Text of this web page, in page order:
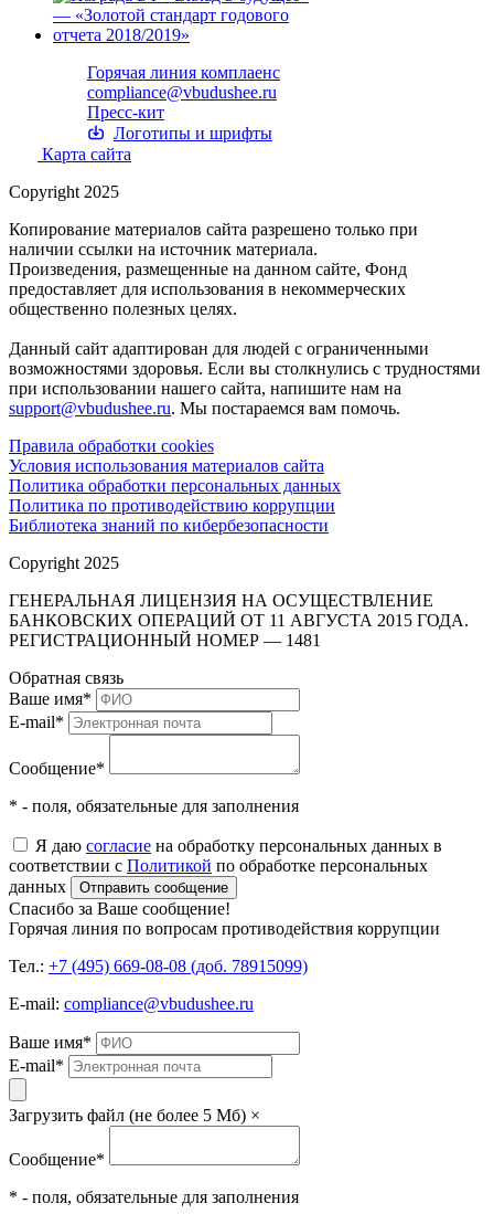
Горячая линия комплаенс
compliance@vbudushee.ru
Пресс-кит
Логотипы и шрифты
Карта сайта
Copyright 2025
Копирование материалов сайта разрешено только при
наличии ссылки на источник материала.
Произведения, размещенные на данном сайте, Фонд
предоставляет для использования в некоммерческих
общественно полезных целях.
Данный сайт адаптирован для людей с ограниченными
возможностями здоровья. Если вы столкнулись с трудностями
при использовании нашего сайта, напишите нам на
support@vbudushee.ru. Мы постараемся вам помочь.
Правила обработки cookies
Условия использования материалов сайта
Политика обработки персональных данных
Политика по противодействию коррупции
Библиотека знаний по кибербезопасности
Copyright 2025
ГЕНЕРАЛЬНАЯ ЛИЦЕНЗИЯ НА ОСУЩЕСТВЛЕНИЕ
БАНКОВСКИХ ОПЕРАЦИЙ ОТ 11 АВГУСТА 2015 ГОДА.
РЕГИСТРАЦИОННЫЙ НОМЕР — 1481
Обратная связь
Ваше имя*
E-mail*
Сообщение*
* - поля, обязательные для заполнения
Я даю согласие на обработку персональных данных в
соответствии с Политикой по обработке персональных
данных
Отправить сообщение
Спасибо за Ваше сообщение!
Горячая линия по вопросам противодействия коррупции
Тел.: +7 (495) 669-08-08 (доб. 78915099)
E-mail: compliance@vbudushee.ru
Ваше имя*
E-mail*
Загрузить файл (не более 5 Мб) ×
Сообщение*
* - поля, обязательные для заполнения